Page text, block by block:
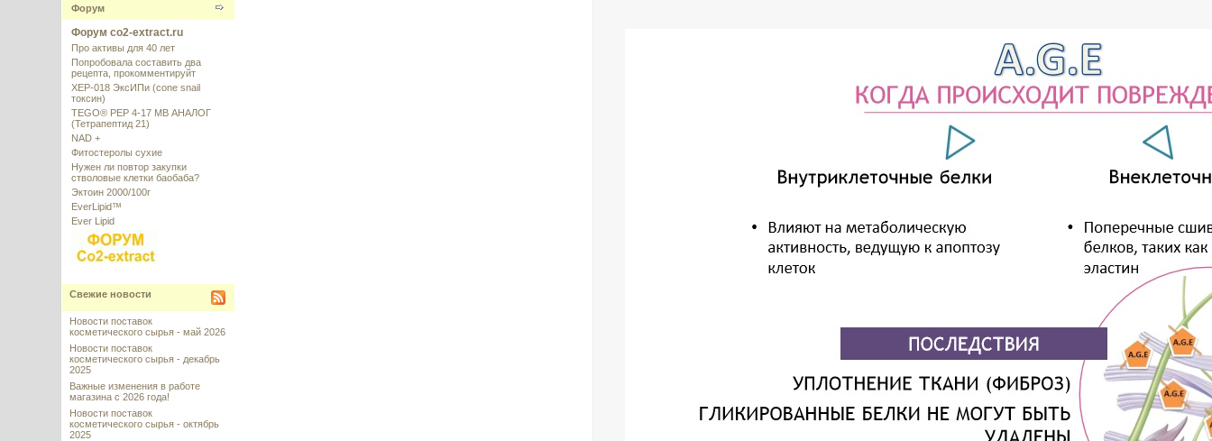
Форум
Форум co2-extract.ru
Про активы для 40 лет
Попробовала составить два
рецепта, прокомментируйт
XEP-018 ЭксИПи (cone snail
токсин)
TEGO® PEP 4-17 MB АНАЛОГ
(Тетрапептид 21)
NAD +
Фитостеролы сухие
Нужен ли повтор закупки
стволовые клетки баобаба?
Эктоин 2000/100г
EverLipid™
Ever Lipid
Свежие новости
Новости поставок
косметического сырья - май 2026
Новости поставок
косметического сырья - декабрь
2025
Важные изменения в работе
магазина с 2026 года!
Новости поставок
косметического сырья - октябрь
2025